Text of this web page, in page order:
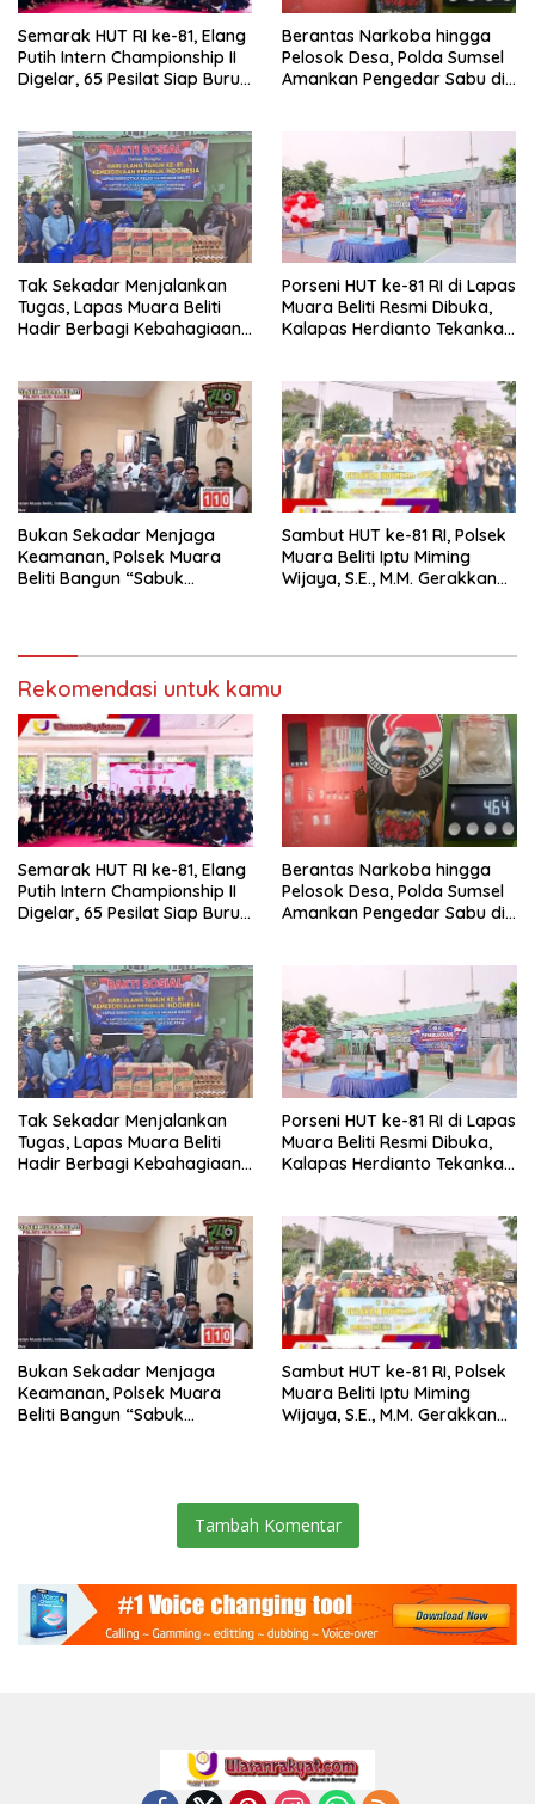
Semarak HUT RI ke-81, Elang
Putih Intern Championship II
Digelar, 65 Pesilat Siap Buru
Berantas Narkoba hingga
Pelosok Desa, Polda Sumsel
Amankan Pengedar Sabu di
Tak Sekadar Menjalankan
Tugas, Lapas Muara Beliti
Hadir Berbagi Kebahagiaan
Porseni HUT ke-81 RI di Lapas
Muara Beliti Resmi Dibuka,
Kalapas Herdianto Tekankan
Bukan Sekadar Menjaga
Keamanan, Polsek Muara
Beliti Bangun “Sabuk
Sambut HUT ke-81 RI, Polsek
Muara Beliti Iptu Miming
Wijaya, S.E., M.M. Gerakkan
Rekomendasi untuk kamu
Semarak HUT RI ke-81, Elang
Putih Intern Championship II
Digelar, 65 Pesilat Siap Buru
Berantas Narkoba hingga
Pelosok Desa, Polda Sumsel
Amankan Pengedar Sabu di
Tak Sekadar Menjalankan
Tugas, Lapas Muara Beliti
Hadir Berbagi Kebahagiaan
Porseni HUT ke-81 RI di Lapas
Muara Beliti Resmi Dibuka,
Kalapas Herdianto Tekankan
Bukan Sekadar Menjaga
Keamanan, Polsek Muara
Beliti Bangun “Sabuk
Sambut HUT ke-81 RI, Polsek
Muara Beliti Iptu Miming
Wijaya, S.E., M.M. Gerakkan
Tambah Komentar